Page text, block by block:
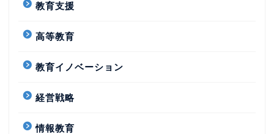
教育支援
高等教育
教育イノベーション
経営戦略
情報教育